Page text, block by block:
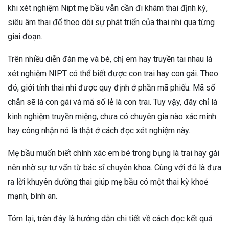
khi xét nghiệm Nipt mẹ bầu vẫn cần đi khám thai định kỳ,
siêu âm thai để theo dõi sự phát triển của thai nhi qua từng
giai đoạn.
Trên nhiều diễn đàn mẹ và bé, chị em hay truyền tai nhau là
xét nghiệm NIPT có thể biết được con trai hay con gái. Theo
đó, giới tính thai nhi được quy định ở phần mã phiếu. Mã số
chẵn sẽ là con gái và mã số lẻ là con trai. Tuy vậy, đây chỉ là
kinh nghiệm truyền miệng, chưa có chuyên gia nào xác minh
hay công nhận nó là thật ở cách đọc xét nghiệm này.
Mẹ bầu muốn biết chính xác em bé trong bụng là trai hay gái
nên nhờ sự tư vấn từ bác sĩ chuyên khoa. Cùng với đó là đưa
ra lời khuyên dưỡng thai giúp mẹ bầu có một thai kỳ khoẻ
mạnh, bình an.
Tóm lại, trên đây là hướng dẫn chi tiết về cách đọc kết quả